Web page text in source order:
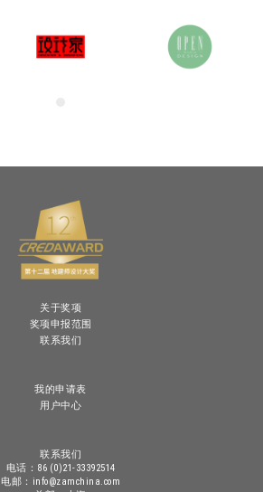
关于奖项
奖项申报范围
联系我们
我的申请表
用户中心
联系我们
电话：86 (0)21-33392514
电邮：info@zamchina.com